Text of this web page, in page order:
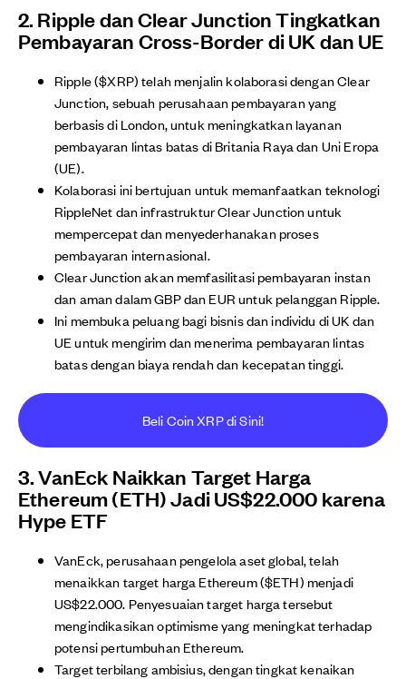
2. Ripple dan Clear Junction Tingkatkan
Pembayaran Cross-Border di UK dan UE
Ripple ($XRP) telah menjalin kolaborasi dengan Clear
Junction, sebuah perusahaan pembayaran yang
berbasis di London, untuk meningkatkan layanan
pembayaran lintas batas di Britania Raya dan Uni Eropa
(UE).
Kolaborasi ini bertujuan untuk memanfaatkan teknologi
RippleNet dan infrastruktur Clear Junction untuk
mempercepat dan menyederhanakan proses
pembayaran internasional.
Clear Junction akan memfasilitasi pembayaran instan
dan aman dalam GBP dan EUR untuk pelanggan Ripple.
Ini membuka peluang bagi bisnis dan individu di UK dan
UE untuk mengirim dan menerima pembayaran lintas
batas dengan biaya rendah dan kecepatan tinggi.
Beli Coin XRP di Sini!
3. VanEck Naikkan Target Harga
Ethereum (ETH) Jadi US$22.000 karena
Hype ETF
VanEck, perusahaan pengelola aset global, telah
menaikkan target harga Ethereum ($ETH) menjadi
US$22.000. Penyesuaian target harga tersebut
mengindikasikan optimisme yang meningkat terhadap
potensi pertumbuhan Ethereum.
Target terbilang ambisius, dengan tingkat kenaikan